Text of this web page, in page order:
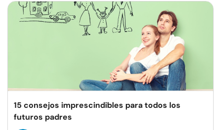
15 consejos imprescindibles para todos los
futuros padres